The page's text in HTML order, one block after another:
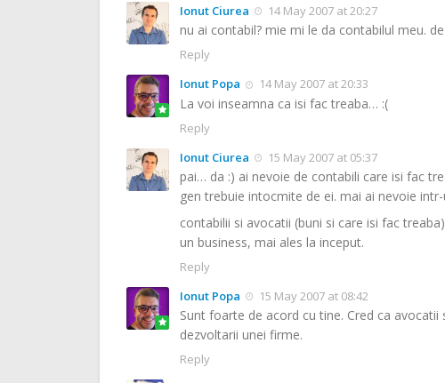
Ionut Ciurea 14 May 2007 at 20:27
nu ai contabil? mie mi le da contabilul meu.
Reply
Ionut Popa
14 May 2007 at 20:33
La voi inseamna ca isi fac treaba… :(
Reply
Ionut Ciurea
15 May 2007 at 05:37
pai… da :) ai nevoie de contabili care isi fac
gen trebuie intocmite de ei. mai ai nevoie
contabilii si avocatii (buni si care isi fac
un business, mai ales la inceput.
Reply
Ionut Popa
15 May 2007 at 08:42
Sunt foarte de acord cu tine. Cred ca
dezvoltarii unei firme.
Reply